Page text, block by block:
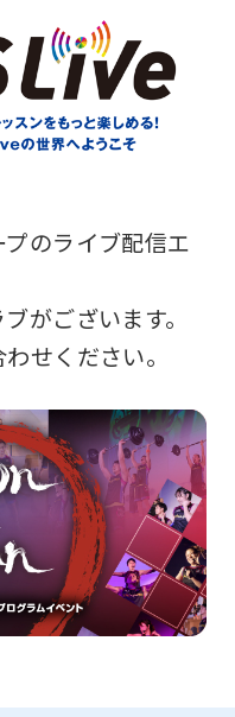
のライブ配信エ
がございます。
せください。